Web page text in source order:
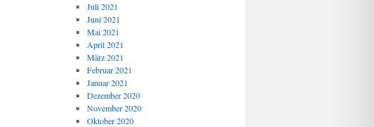
Juli 2021
Juni 2021
Mai 2021
April 2021
März 2021
Februar 2021
Januar 2021
Dezember 2020
November 2020
Oktober 2020